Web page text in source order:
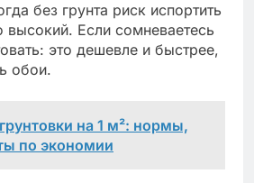
без грунта риск испортить
высокий. Если сомневаетесь
это дешевле и быстрее,
обои.
на 1 м²: нормы,
по экономии